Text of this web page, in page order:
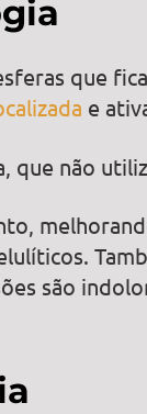
que
e
que não
são